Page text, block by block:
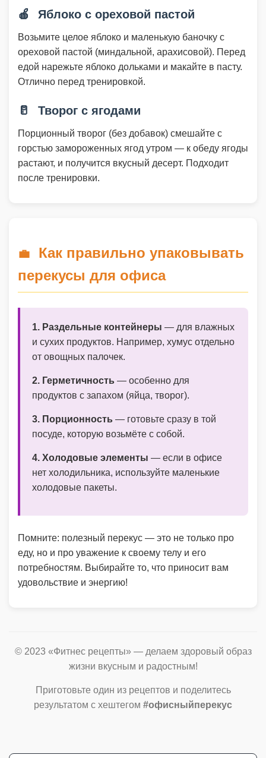
🍎 Яблоко с ореховой пастой
Возьмите целое яблоко и маленькую баночку с
ореховой пастой (миндальной, арахисовой). Перед
едой нарежьте яблоко дольками и макайте в пасту.
Отлично перед тренировкой.
🥛 Творог с ягодами
Порционный творог (без добавок) смешайте с
горстью замороженных ягод утром — к обеду ягоды
растают, и получится вкусный десерт. Подходит
после тренировки.
💼
Как правильно упаковывать
перекусы для офиса
1. Раздельные контейнеры — для влажных
и сухих продуктов. Например, хумус отдельно
от овощных палочек.
2. Герметичность — особенно для
продуктов с запахом (яйца, творог).
3. Порционность — готовьте сразу в той
посуде, которую возьмёте с собой.
4. Холодовые элементы — если в офисе
нет холодильника, используйте маленькие
холодовые пакеты.
Помните: полезный перекус — это не только про
еду, но и про уважение к своему телу и его
потребностям. Выбирайте то, что приносит вам
удовольствие и энергию!
© 2023 «Фитнес рецепты» — делаем здоровый образ
жизни вкусным и радостным!
Приготовьте один из рецептов и поделитесь
результатом с хештегом #офисныйперекус